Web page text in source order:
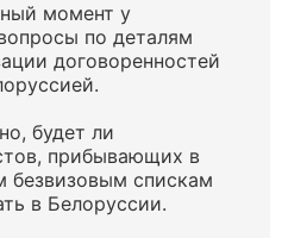
момент у
по деталям
договоренностей
будет ли
прибывающих в
безвизовым спискам
в Белоруссии.